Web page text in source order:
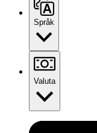
Språk
Valuta